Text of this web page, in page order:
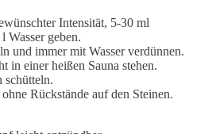
Intensität, 5-30 ml
Wasser geben.
und immer mit Wasser verdünnen.
in einer heißen Sauna stehen.
schütteln.
Rückstände auf den Steinen.